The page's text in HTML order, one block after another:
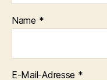
Name *
E-Mail-Adresse *